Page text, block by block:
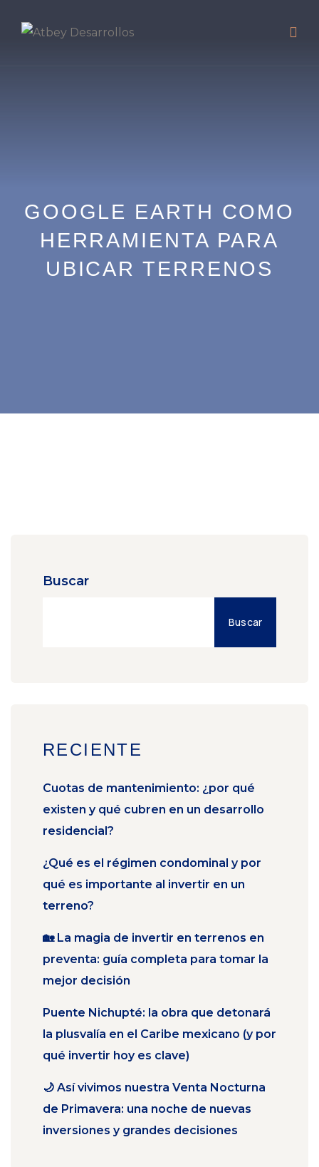
GOOGLE EARTH COMO
HERRAMIENTA PARA
UBICAR TERRENOS
Buscar
Buscar
RECIENTE
Cuotas de mantenimiento: ¿por qué
existen y qué cubren en un desarrollo
residencial?
¿Qué es el régimen condominal y por
qué es importante al invertir en un
terreno?
🏡 La magia de invertir en terrenos en
preventa: guía completa para tomar la
mejor decisión
Puente Nichupté: la obra que detonará
la plusvalía en el Caribe mexicano (y por
qué invertir hoy es clave)
🌙 Así vivimos nuestra Venta Nocturna
de Primavera: una noche de nuevas
inversiones y grandes decisiones